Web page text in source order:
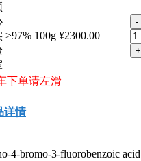
≥97% 100g ¥2300.00
-
+
下单请左滑
详情
4-bromo-3-fluorobenzoic acid